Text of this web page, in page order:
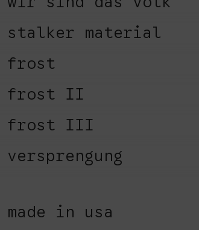
stalker material
frost
frost II
frost III
versprengung
made in usa